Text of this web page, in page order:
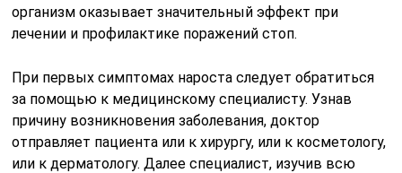
организм оказывает значительный эффект при
лечении и профилактике поражений стоп.
При первых симптомах нароста следует обратиться
за помощью к медицинскому специалисту. Узнав
причину возникновения заболевания, доктор
отправляет пациента или к хирургу, или к косметологу,
или к дерматологу. Далее специалист, изучив всю